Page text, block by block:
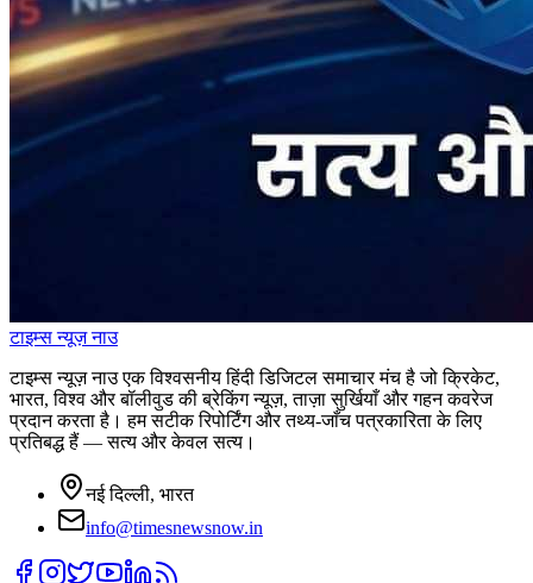
टाइम्सन्यूज़नाउ
टाइम्स न्यूज़ नाउ एक विश्वसनीय हिंदी डिजिटल समाचार मंच है जो क्रिकेट,
भारत, विश्व और बॉलीवुड की ब्रेकिंग न्यूज़, ताज़ा सुर्खियाँ और गहन कवरेज
प्रदान करता है। हम सटीक रिपोर्टिंग और तथ्य-जाँच पत्रकारिता के लिए
प्रतिबद्ध हैं — सत्य और केवल सत्य।
नई दिल्ली, भारत
info@timesnewsnow.in